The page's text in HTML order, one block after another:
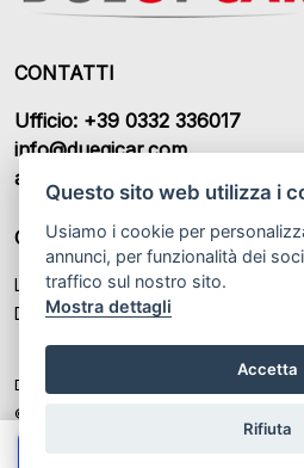
Questo sito web utilizza i
Usiamo i cookie per
annunci, per funzionalità dei
traffico sul nostro sito.
Mostra dettagli
Accetta
Rifiuta
CONTATTI
Ufficio: +39 0332 336017
info@duegicar.com
amministrazione@duegicar.com
ORARI DI APERTURA
Lunedì – Sabato: 09:00 - 12:30 / 14:30
Domenica: Chiuso
DUEGI CAR S.R.L. P.IVA: IT 03459370122
© Another site by